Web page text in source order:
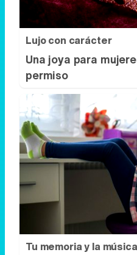
Tu memoria y la música
Esa canción antigua
una explicación